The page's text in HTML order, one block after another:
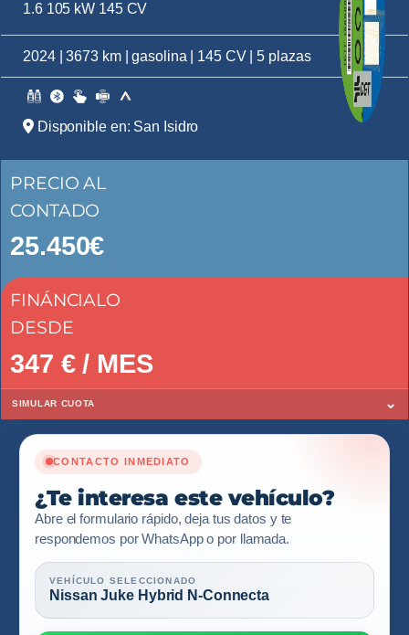
1.6 105 kW 145 CV
2024 | 3673 km | gasolina | 145 CV | 5 plazas
Disponible en: San Isidro
PRECIO AL
CONTADO
25.450€
FINÁNCIALO
DESDE
347 € / MES
SIMULAR CUOTA ⌄
CONTACTO INMEDIATO
¿Te interesa este vehículo?
Abre el formulario rápido, deja tus datos y te
respondemos por WhatsApp o por llamada.
VEHÍCULO SELECCIONADO
Nissan Juke Hybrid N-Connecta